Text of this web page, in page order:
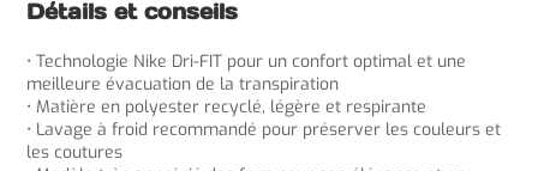
Détails et conseils
• Technologie Nike Dri-FIT pour un confort optimal et une
meilleure évacuation de la transpiration
• Matière en polyester recyclé, légère et respirante
• Lavage à froid recommandé pour préserver les couleurs et
les coutures